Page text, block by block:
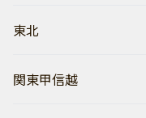
東北
関東甲信越